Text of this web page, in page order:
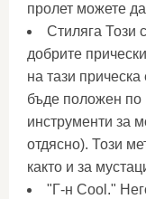
пролет можете
Стиляга Този
добрите
на тази
бъде положен по
инструменти за
отдясно). Този
както и за
"Г-н Cool."